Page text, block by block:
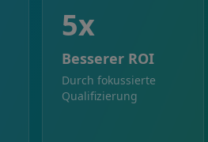
5x
Besserer ROI
Durch fokussierte
Qualifizierung